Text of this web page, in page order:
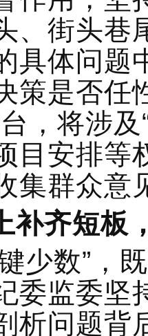
、街头巷
具体问题
策是否任
，将涉
目安排等
集群众意
补齐短板
少数”，
委监委坚
析问题背